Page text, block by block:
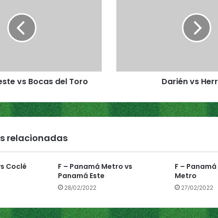
vs Bocas del Toro
H
r
e
Darién vs
relacionadas
Coclé
F – Panamá Metro vs
Panamá Este
28/02/2022
F –
Metro
27/02/2022